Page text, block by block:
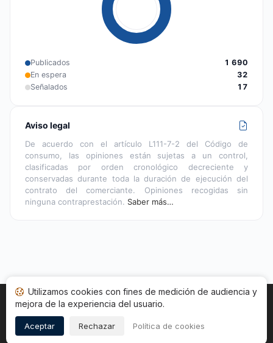
Publicados
1 690
En espera
32
Señalados
17
Aviso legal
De acuerdo con el artículo L111-7-2 del Código de
consumo, las opiniones están sujetas a un control,
clasificadas por orden cronológico decreciente y
conservadas durante toda la duración de ejecución del
contrato del comerciante. Opiniones recogidas sin
ninguna contraprestación. Saber más…
Inicio Estado opiniones Categorías
Copyright © 2026
Utilizamos cookies con fines de medición de audiencia y
mejora de la experiencia del usuario.
Aceptar Rechazar Política de cookies